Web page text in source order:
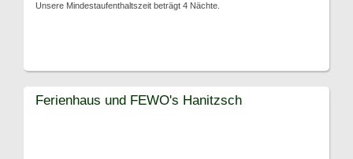
Unsere Mindestaufenthaltszeit beträgt 4 Nächte.
Ferienhaus und FEWO's Hanitzsch